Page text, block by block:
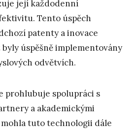
její každodenní
Tento úspěch
patenty a inovace
úspěšně implementovány
odvětvích.
prohlubuje spolupráci s
a akademickými
tuto technologii dále